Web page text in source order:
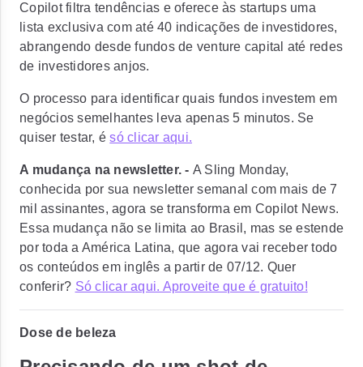
Copilot filtra tendências e oferece às startups uma
lista exclusiva com até 40 indicações de investidores,
abrangendo desde fundos de venture capital até redes
de investidores anjos.
O processo para identificar quais fundos investem em
negócios semelhantes leva apenas 5 minutos. Se
quiser testar, ésó clicar aqui.
A mudança na newsletter. - A Sling Monday,
conhecida por sua newsletter semanal com mais de 7
mil assinantes, agora se transforma em Copilot News.
Essa mudança não se limita ao Brasil, mas se estende
por toda a América Latina, que agora vai receber todo
os conteúdos em inglês a partir de 07/12. Quer
conferir? Só clicar aqui. Aproveite que é gratuito!
Dose de beleza